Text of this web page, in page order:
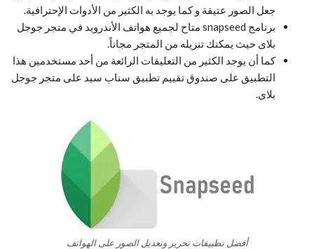
جعل الصور عتيقة و كما يوجد به الكثير من الأدوات الإحترافية.
برنامج snapseed متاح لجميع هواتف الأندرويد في متجر جوجل
بلاى حيث يمكنك تنزيله من المتجر مجاناً.
كما أن يوجد الكثير من التعليقات الرائعة من أحد مستخدمين هذا
التطبيق على صندوق تقييم تطبيق سناب سيد على متجر جوجل
بلاى.
أفضل تطبيقات تحرير وتعديل الصور على الهواتف